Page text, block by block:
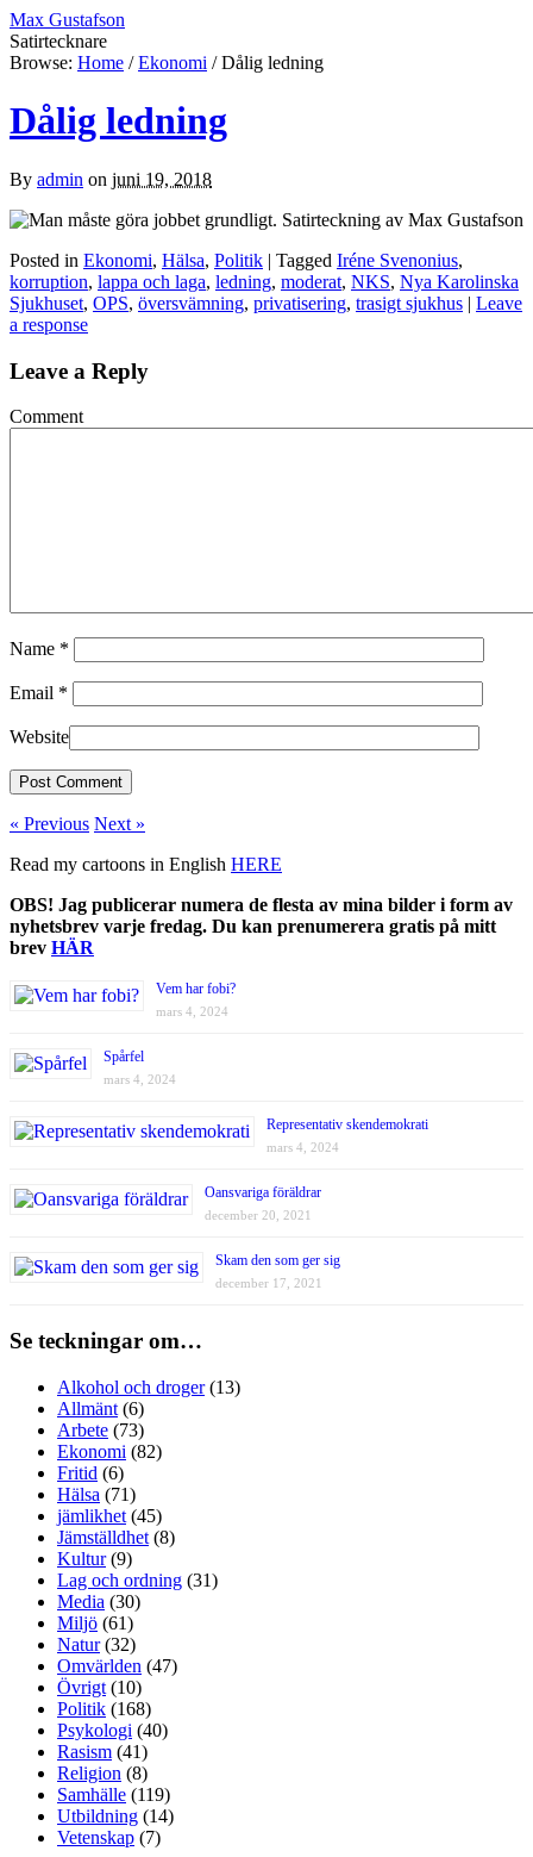
Max Gustafson
Satirtecknare
Browse: Home / Ekonomi / Dålig ledning
Dålig ledning
By admin on juni 19, 2018
Posted in Ekonomi, Hälsa, Politik | Tagged Iréne Svenonius,
korruption, lappa och laga, ledning, moderat, NKS, Nya Karolinska
Sjukhuset, OPS, översvämning, privatisering, trasigt sjukhus | Leave
a response
Leave a Reply
Comment
Name *
Email *
Website
« Previous Next »
Read my cartoons in English HERE
OBS! Jag publicerar numera de flesta av mina bilder i form av
nyhetsbrev varje fredag. Du kan prenumerera gratis på mitt
brev HÄR
Vem har fobi?
mars 4, 2024
Spårfel
mars 4, 2024
Representativ skendemokrati
mars 4, 2024
Oansvariga föräldrar
december 20, 2021
Skam den som ger sig
december 17, 2021
Se teckningar om…
Alkohol och droger(13)
Allmänt (6)
Arbete (73)
Ekonomi (82)
Fritid (6)
Hälsa (71)
jämlikhet (45)
Jämställdhet (8)
Kultur(9)
Lag och ordning (31)
Media (30)
Miljö (61)
Natur(32)
Omvärlden (47)
Övrigt (10)
Politik (168)
Psykologi (40)
Rasism (41)
Religion (8)
Samhälle (119)
Utbildning (14)
Vetenskap (7)